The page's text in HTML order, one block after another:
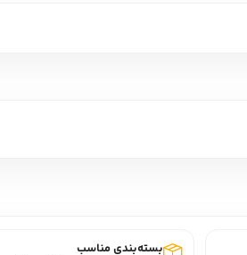
بسته‌بندی مناسب